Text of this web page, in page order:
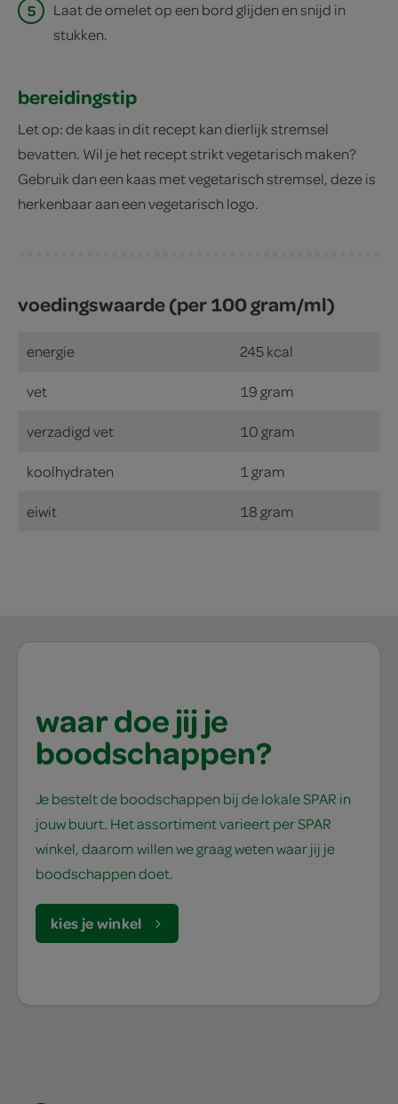
5
Laat de omelet op een bord glijden en snijd in
stukken.
bereidingstip
Let op: de kaas in dit recept kan dierlijk stremsel
bevatten. Wil je het recept strikt vegetarisch maken?
Gebruik dan een kaas met vegetarisch stremsel, deze is
herkenbaar aan een vegetarisch logo.
voedingswaarde (per 100 gram/ml)
energie 245 kcal
vet 19 gram
verzadigd vet 10 gram
koolhydraten 1 gram
eiwit 18 gram
waar doe jij je
boodschappen?
Je bestelt de boodschappen bij de lokale SPAR in
jouw buurt. Het assortiment varieert per SPAR
winkel, daarom willen we graag weten waar jij je
boodschappen doet.
kies je winkel